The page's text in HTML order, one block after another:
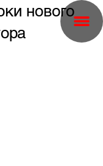
нового